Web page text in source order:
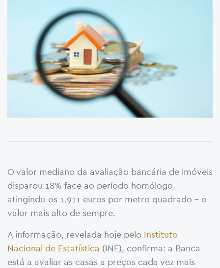
O valor mediano da avaliação bancária de imóveis
disparou 18% face ao período homólogo,
atingindo os 1.911 euros por metro quadrado – o
valor mais alto de sempre.
A informação, revelada hoje pelo Instituto
Nacional de Estatística (INE), confirma: a Banca
está a avaliar as casas a preços cada vez mais